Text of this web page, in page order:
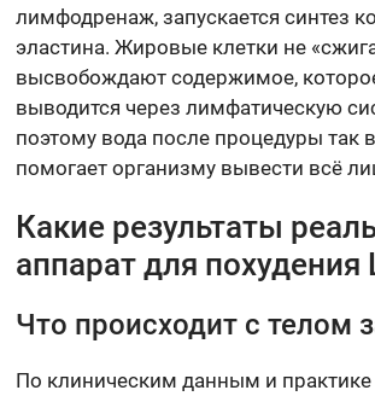
лимфодренаж, запускается синтез
эластина. Жировые клетки не
высвобождают содержимое,
выводится через лимфатическую
поэтому вода после процедуры так
помогает организму вывести всё
Какие результаты
аппарат для похудения
Что происходит с телом
По клиническим данным и практике